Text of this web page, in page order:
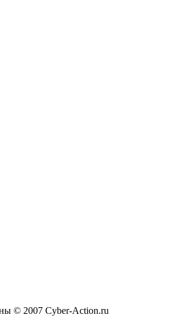
© 2007 Cyber-Action.ru